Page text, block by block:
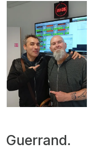
Guerrand.